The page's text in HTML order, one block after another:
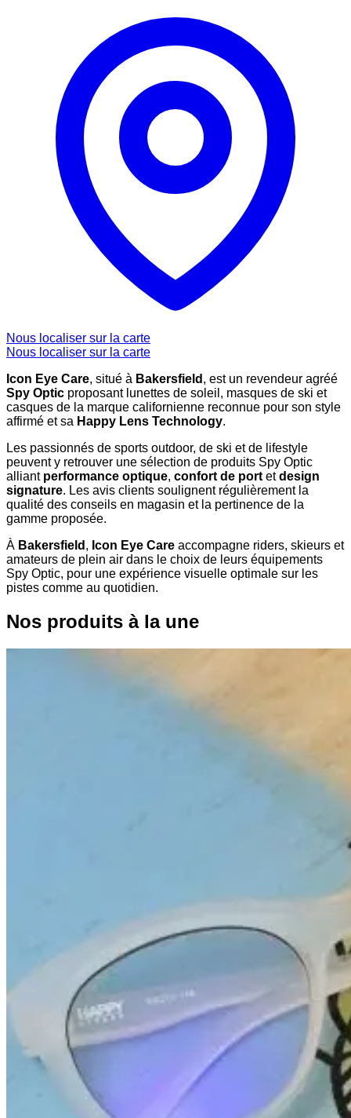
Nous localiser sur la carte
Nous localiser sur la carte
Icon Eye Care, situé à Bakersfield , est un revendeur agréé
Spy Optic proposant lunettes de soleil, masques de ski et
casques de la marque californienne reconnue pour son style
affirmé et sa Happy Lens Technology.
Les passionnés de sports outdoor, de ski et de lifestyle
peuvent y retrouver une sélection de produits Spy Optic
alliant performance optique, confort de portetdesign
signature. Les avis clients soulignent régulièrement la
qualité des conseils en magasin et la pertinence de la
gamme proposée.
À Bakersfield , Icon Eye Care accompagne riders, skieurs et
amateurs de plein air dans le choix de leurs équipements
Spy Optic, pour une expérience visuelle optimale sur les
pistes comme au quotidien.
Nos produits à la une